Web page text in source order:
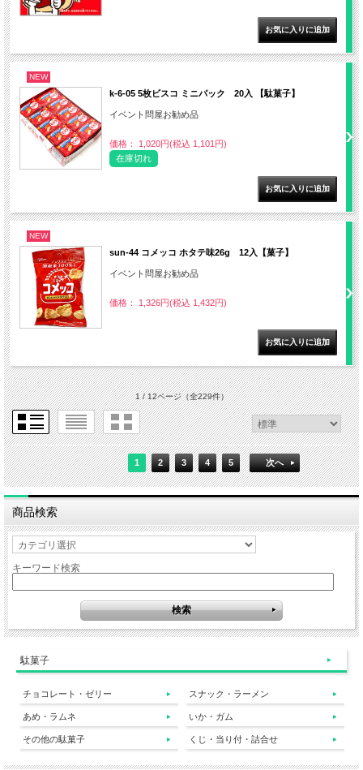
NEW
k-6-05 5枚ビスコ ミニパック 20入 【駄菓子】
イベント問屋お勧め品
価格： 1,020円(税込 1,101円)
在庫切れ
NEW
sun-44 コメッコ ホタテ味26g 12入【菓子】
イベント問屋お勧め品
価格： 1,326円(税込 1,432円)
1 / 12ページ（全229件）
1 2 3 4 5 次へ
商品検索
キーワード検索
駄菓子
チョコレート・ゼリー
あめ・ラムネ
その他の駄菓子
スナック・ラーメン
いか・ガム
くじ・当り付・詰合せ